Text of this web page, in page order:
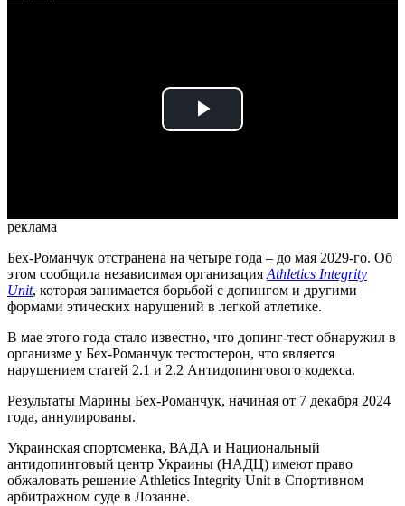
Play
реклама
Бех-Романчук отстранена на четыре года – до мая 2029-го. Об
этом сообщила независимая организацияAthletics Integrity
Unit, которая занимается борьбой с допингом и другими
формами этических нарушений в легкой атлетике.
В мае этого года стало известно, что допинг-тест обнаружил в
организме у Бех-Романчук тестостерон, что является
нарушением статей 2.1 и 2.2 Антидопингового кодекса.
Результаты Марины Бех-Романчук, начиная от 7 декабря 2024
года, аннулированы.
Украинская спортсменка, ВАДА и Национальный
антидопинговый центр Украины (НАДЦ) имеют право
обжаловать решение Athletics Integrity Unit в Спортивном
арбитражном суде в Лозанне.